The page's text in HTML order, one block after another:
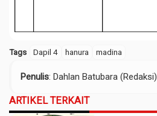
Tags Dapil 4 hanura madina
Penulis: Dahlan Batubara (Redaksi)
ARTIKEL TERKAIT